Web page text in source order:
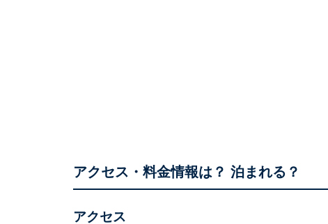
アクセス・料金情報は？ 泊まれる？
アクセス